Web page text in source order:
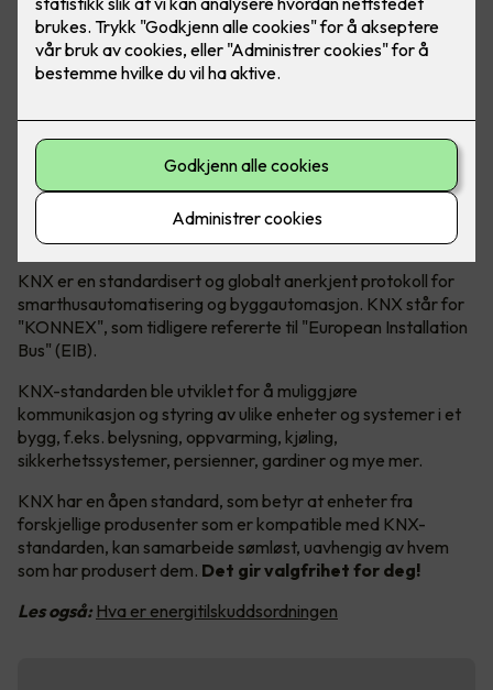
KNX Association både utvikler og eier teknologien. KNX
kan brukes i både næringsbygg, borettslag og bolig.
Hva er egentlig KNX?
KNX er en standardisert og globalt anerkjent protokoll for
smarthusautomatisering og byggautomasjon. KNX står for
"KONNEX", som tidligere refererte til "European Installation
Bus" (EIB).
KNX-standarden ble utviklet for å muliggjøre
kommunikasjon og styring av ulike enheter og systemer i et
bygg, f.eks. belysning, oppvarming, kjøling,
sikkerhetssystemer, persienner, gardiner og mye mer.
KNX har en åpen standard, som betyr at enheter fra
forskjellige produsenter som er kompatible med KNX-
standarden, kan samarbeide sømløst, uavhengig av hvem
som har produsert dem. Det gir valgfrihet for deg!
Les også: Hva er energitilskuddsordningen